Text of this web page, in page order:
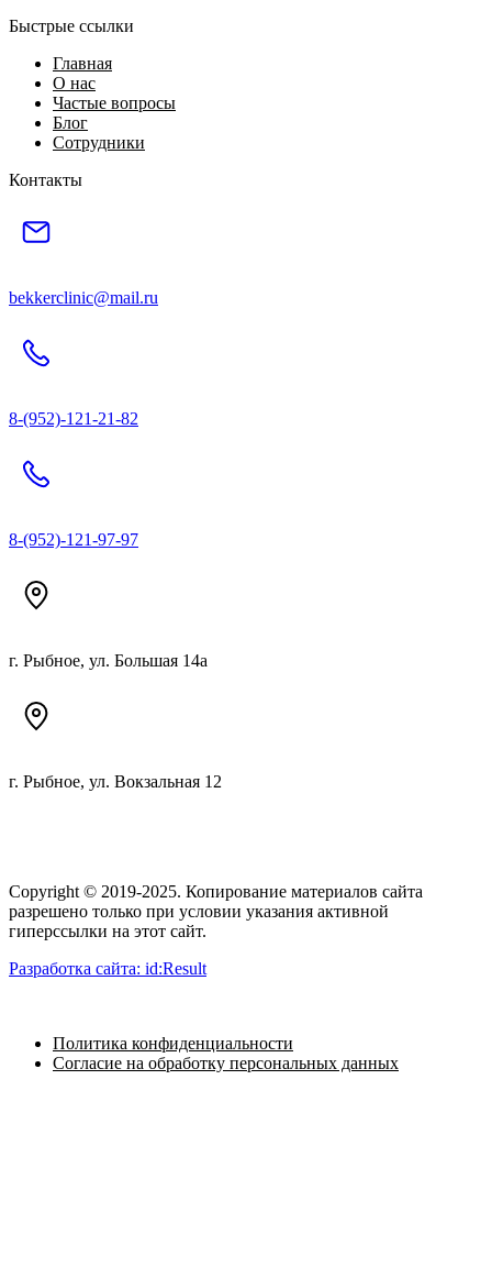
Быстрые ссылки
Главная
О нас
Частые вопросы
Блог
Сотрудники
Контакты
bekkerclinic@mail.ru
8-(952)-121-21-82
8-(952)-121-97-97
г. Рыбное, ул. Большая 14а
г. Рыбное, ул. Вокзальная 12
Copyright © 2019-2025. Копирование материалов сайта
разрешено только при условии указания активной
гиперссылки на этот сайт.
Разработка сайта: id:Result
Политика конфиденциальности
Согласие на обработку персональных данных